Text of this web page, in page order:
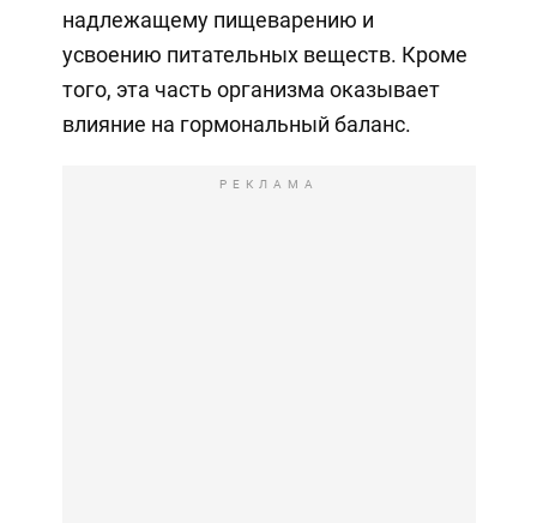
надлежащему пищеварению и
усвоению питательных веществ. Кроме
того, эта часть организма оказывает
влияние на гормональный баланс.
РЕКЛАМА